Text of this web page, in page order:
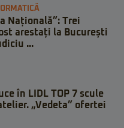
Națională”: Trei
arestați la București
...
în LIDL TOP 7 scule
„Vedeta” ofertei